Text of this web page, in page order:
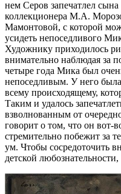
нем Серов запечатлел
коллекционера М.А.
Мамонтовой, с которой
усидеть непоседливого
Художнику приходилось
внимательно наблюдая за
четыре года Мика был
непоседливым. У него
всему происходящему,
Таким и удалось
взволнованным от
говорит о том, что он вот-
стремительно побежит за
ум. Чтобы сосредоточить
детской